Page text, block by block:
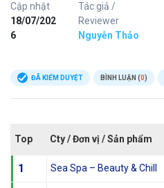
Cập nhật
18/07/202
6
Tác giả /
Reviewer
Nguyễn Thảo
ĐÃ KIỂM DUYỆT BÌNH LUẬN (0)
Top Cty / Đơn vị / Sản phẩm
1 Sea Spa – Beauty & Chill